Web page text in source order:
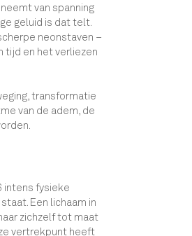
van spanning
geluid is dat telt.
neonstaven –
tijd en het verliezen
transformatie
van de adem, de
intens fysieke
Een lichaam in
zichzelf tot maat
vertrekpunt heeft